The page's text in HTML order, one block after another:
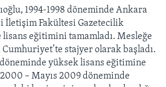
1994-1998 döneminde Ankara
İletişim Fakültesi Gazetecilik
lisans eğitimini tamamladı. Mesleğe
Cumhuriyet’te stajyer olarak başladı.
yüksek lisans eğitimine
– Mayıs 2009 döneminde